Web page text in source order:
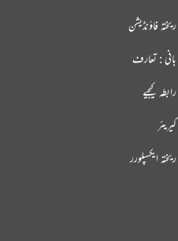
ریختہ فاؤنڈیشن
بانی : تعارف
رابطہ کیجیے
کیریئر
ریختہ ایکسپلورر